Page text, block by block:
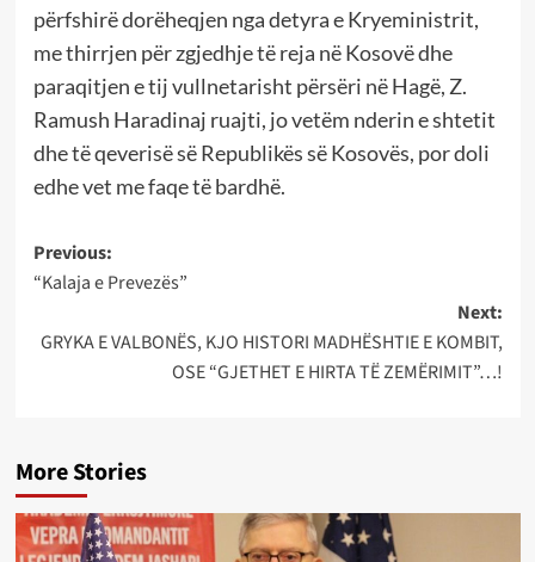
përfshirë dorëheqjen nga detyra e Kryeministrit,
me thirrjen për zgjedhje të reja në Kosovë dhe
paraqitjen e tij vullnetarisht përsëri në Hagë, Z.
Ramush Haradinaj ruajti, jo vetëm nderin e shtetit
dhe të qeverisë së Republikës së Kosovës, por doli
edhe vet me faqe të bardhë.
Post
navigation
Previous:
“Kalaja e Prevezës”
Next:
GRYKA E VALBONËS, KJO HISTORI MADHËSHTIE E KOMBIT,
OSE “GJETHET E HIRTA TË ZEMËRIMIT”…!
More Stories